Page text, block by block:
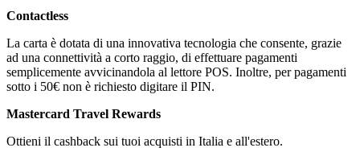
Contactless
La carta è dotata di una innovativa tecnologia che consente, grazie
ad una connettività a corto raggio, di effettuare pagamenti
semplicemente avvicinandola al lettore POS. Inoltre, per pagamenti
sotto i 50€ non è richiesto digitare il PIN.
Mastercard Travel Rewards
Ottieni il cashback sui tuoi acquisti in Italia e all'estero.